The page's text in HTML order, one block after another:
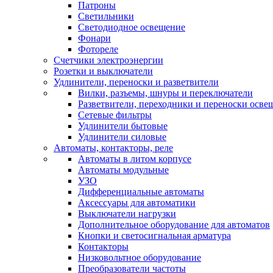
Патроны
Светильники
Светодиодное освещение
Фонари
Фотореле
Счетчики электроэнергии
Розетки и выключатели
Удлинители, переноски и разветвители
Вилки, разъемы, шнуры и переключатели
Разветвители, переходники и переноски
Сетевые фильтры
Удлинители бытовые
Удлинители силовые
Автоматы, контакторы, реле
Автоматы в литом корпусе
Автоматы модульные
УЗО
Дифференциальные автоматы
Аксессуары для автоматики
Выключатели нагрузки
Дополнительное оборудование для автоматов
Кнопки и светосигнальная арматура
Контакторы
Низковольтное оборудование
Преобразователи частоты